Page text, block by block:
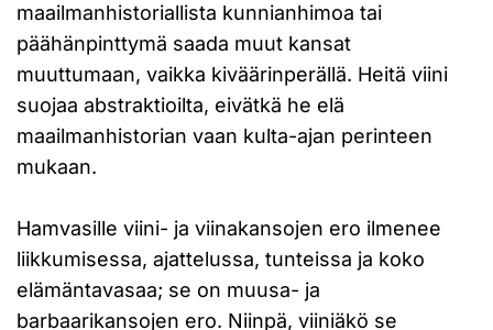
maailmanhistoriallista kunnianhimoa tai
päähänpinttymä saada muut kansat
muuttumaan, vaikka kiväärinperällä. Heitä viini
suojaa abstraktioilta, eivätkä he elä
maailmanhistorian vaan kulta-ajan perinteen
mukaan.
Hamvasille viini- ja viinakansojen ero ilmenee
liikkumisessa, ajattelussa, tunteissa ja koko
elämäntavasaa; se on muusa- ja
barbaarikansojen ero. Niinpä, viiniäkö se